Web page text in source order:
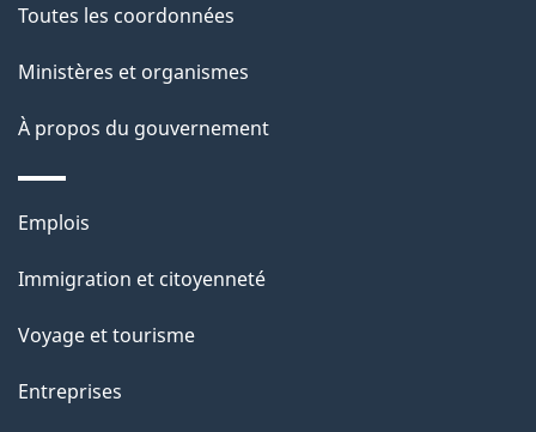
p
a
g
e
Toutes les coordonnées
Ministères et organismes
À propos du gouvernement
Thèmes
sujets
Emplois
Immigration et citoyenneté
Voyage et tourisme
Entreprises